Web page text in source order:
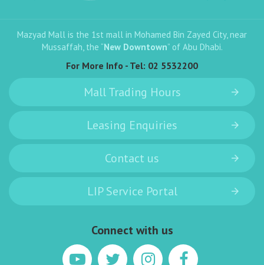
Mazyad Mall is the 1st mall in Mohamed Bin Zayed City, near
Mussaffah, the “New Downtown” of Abu Dhabi.
For More Info - Tel: 02 5532200
Mall Trading Hours
Leasing Enquiries
Contact us
LIP Service Portal
Connect with us